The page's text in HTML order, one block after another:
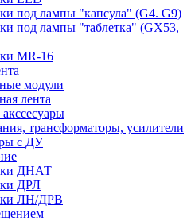
под лампы "капсула" (G4. G9)
под лампы "таблетка" (GX53,
MR-16
модули
лента
трансформаторы, усилители
с ДУ
ДНАТ
ДРЛ
ЛН/ДРВ